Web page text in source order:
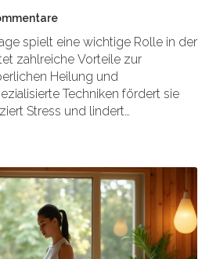
spielt eine wichtige Rolle in der
zahlreiche Vorteile zur
Heilung und
Techniken fördert sie
Stress und lindert
und Geist in Einklang
zu einem unverzichtbaren
Therapie macht. In diesem
und Vorteile der
sowie ihre Anwendung in der